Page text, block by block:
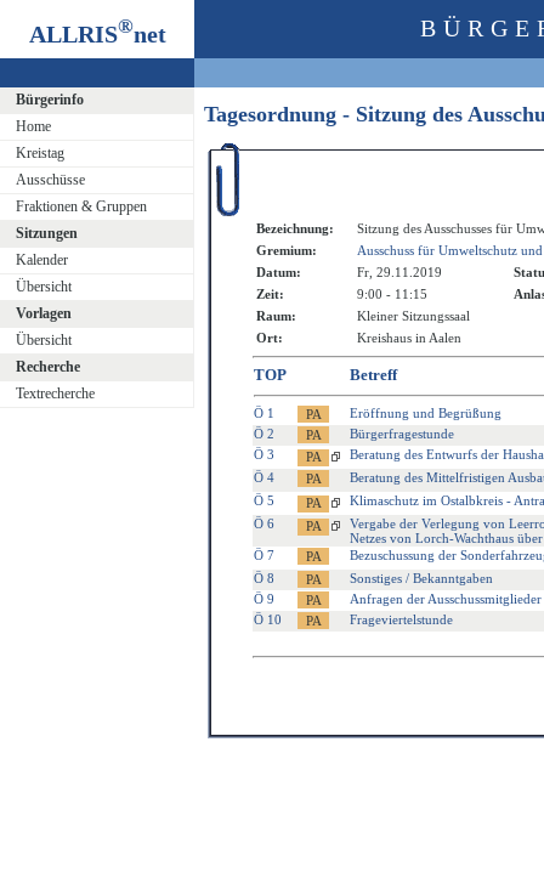
ALLRIS®net
Bürgerinfo
Home
Kreistag
Ausschüsse
Fraktionen & Gruppen
Sitzungen
Kalender
Übersicht
Vorlagen
Übersicht
Recherche
Textrecherche
Tagesordnung - Sitzung des
Bezeichnung:
Sitzung des Ausschusses für
Gremium:
Ausschuss für Umweltschutz
Datum:
Fr, 29.11.2019
Zeit:
9:00 - 11:15
Raum:
Kleiner Sitzungssaal
Ort:
Kreishaus in Aalen
TOP Betreff
Ö 1
Eröffnung und Begrüßung
Ö 2
Bürgerfragestunde
Ö 3
Beratung des Entwurfs der
Ö 4
Beratung des Mittelfristigen
Ö 5
Klimaschutz im Ostalbkreis -
Ö 6
Vergabe der Verlegung von
Netzes von Lorch-Wachthaus
Ö 7
Bezuschussung der
Ö 8
Sonstiges / Bekanntgaben
Ö 9
Anfragen der Ausschussmitglieder
Ö 10
Frageviertelstunde